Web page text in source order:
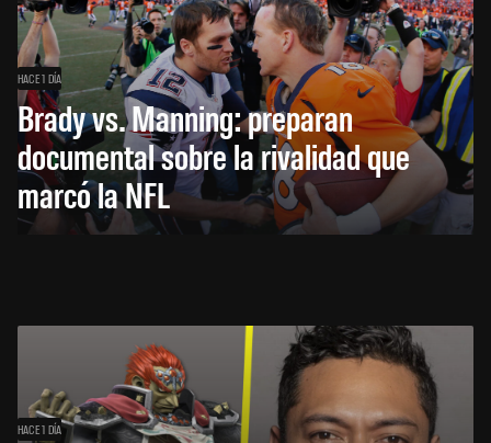
HACE 1 DÍA
Brady vs. Manning: preparan
documental sobre la rivalidad que
marcó la NFL
HACE 1 DÍA